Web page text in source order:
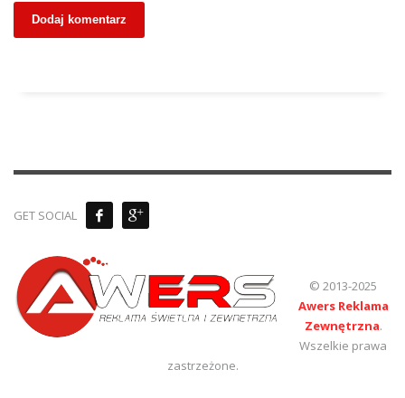
GET SOCIAL
© 2013-2025
Awers Reklama
Zewnętrzna.
Wszelkie prawa
zastrzeżone.